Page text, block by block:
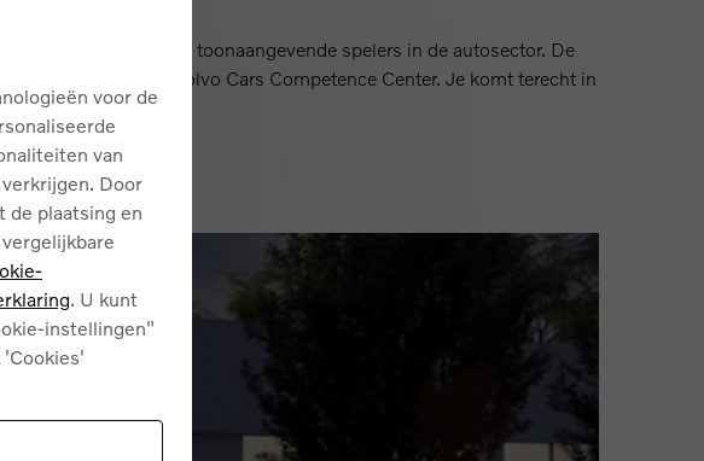
bij een van de toonaangevende spelers in de autosector. De
in het Volvo Cars Competence Center. Je komt terecht in
voor de
van
Door
de plaatsing en
. U kunt
instellingen"